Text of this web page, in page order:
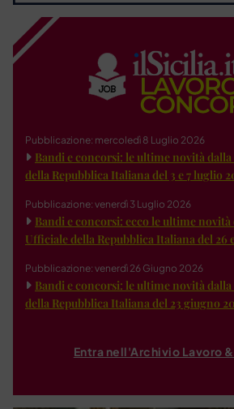
Pubblicazione: mercoledì 8 Luglio 2026
Bandi e concorsi: le ultime novità
della Repubblica Italiana del 3 e 7 luglio
Pubblicazione: venerdì 3 Luglio 2026
Bandi e concorsi: ecco le ultime novità
Ufficiale della Repubblica Italiana del 26
Pubblicazione: venerdì 26 Giugno 2026
Bandi e concorsi: le ultime novità
della Repubblica Italiana del 23 giugno
Entra nell'Archivio Lavoro